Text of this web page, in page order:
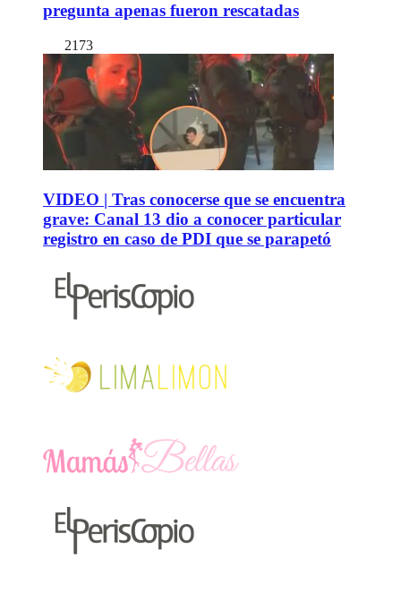
pregunta apenas fueron rescatadas
2173
VIDEO | Tras conocerse que se encuentra
grave: Canal 13 dio a conocer particular
registro en caso de PDI que se parapetó